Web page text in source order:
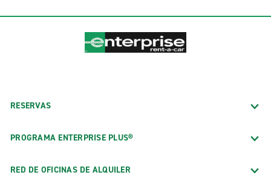
RESERVAS
PROGRAMA ENTERPRISE PLUS®
RED DE OFICINAS DE ALQUILER